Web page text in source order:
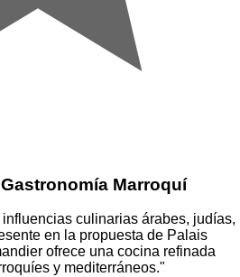
Marroquí
culinarias árabes, judías,
en la propuesta de Palais
ofrece una cocina refinada
y mediterráneos."